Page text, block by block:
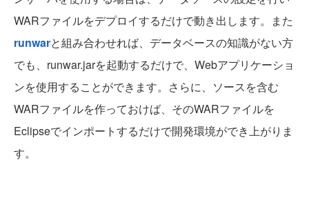
WARファイルをデプロイするだけで動き出します。また
runwarと組み合わせれば、データベースの知識がない方
でも、runwar.jarを起動するだけで、Webアプリケーショ
ンを使用することができます。さらに、ソースを含む
WARファイルを作っておけば、そのWARファイルを
Eclipseでインポートするだけで開発環境ができ上がりま
す。